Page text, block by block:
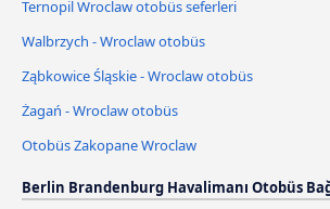
Ternopil Wroclaw otobüs seferleri
Walbrzych - Wroclaw otobüs
Ząbkowice Śląskie - Wroclaw otobüs
Żagań - Wroclaw otobüs
Otobüs Zakopane Wroclaw
Berlin Brandenburg Havalimanı Otobüs